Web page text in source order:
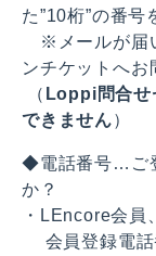
た”10桁”の番号
※メールが届
ンチケットへお
（ Loppi問合せ
できません）
◆電話番号…ご
か？
・LEncore会
会員登録電話